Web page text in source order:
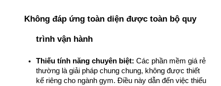
Không đáp ứng toàn diện được toàn bộ quy
trình vận hành
Thiếu tính năng chuyên biệt: Các phần mềm giá rẻ
thường là giải pháp chung chung, không được thiết
kế riêng cho ngành gym. Điều này dẫn đến việc thiếu